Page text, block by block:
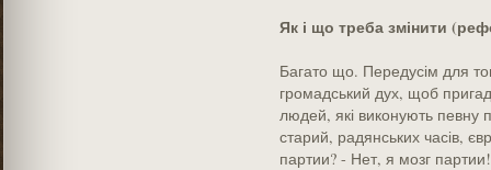
Як і що треба змінити
Багато що. Передусім для
громадський дух, щоб
людей, які виконують певну
старий, радянських часів,
партии? - Нет, я мозг